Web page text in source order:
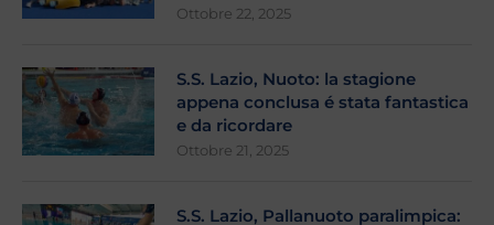
Ottobre 22, 2025
S.S. Lazio, Nuoto: la stagione
appena conclusa é stata fantastica
e da ricordare
Ottobre 21, 2025
S.S. Lazio, Pallanuoto paralimpica: